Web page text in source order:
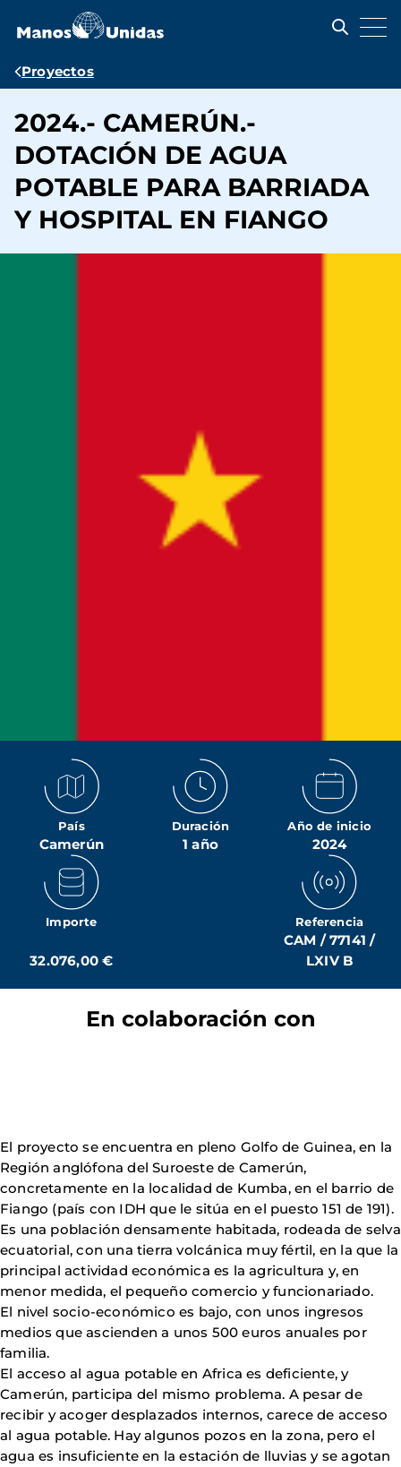
contenido
Ruta
navegación
Proyectos
2024.- CAMERÚN.-
DOTACIÓN DE AGUA
POTABLE PARA BARRIADA
Y HOSPITAL EN FIANGO
País
Camerún
Duración
1 año
Año de inicio
2024
Importe
32.076,00 €
Referencia
CAM / 77141 /
LXIV B
En colaboración con
El proyecto se encuentra en pleno Golfo de Guinea, en la
Región anglófona del Suroeste de Camerún,
concretamente en la localidad de Kumba, en el barrio de
Fiango (país con IDH que le sitúa en el puesto 151 de 191).
Es una población densamente habitada, rodeada de selva
ecuatorial, con una tierra volcánica muy fértil, en la que la
principal actividad económica es la agricultura y, en
menor medida, el pequeño comercio y funcionariado.
El nivel socio-económico es bajo, con unos ingresos
medios que ascienden a unos 500 euros anuales por
familia.
El acceso al agua potable en Africa es deficiente, y
Camerún, participa del mismo problema. A pesar de
recibir y acoger desplazados internos, carece de acceso
al agua potable. Hay algunos pozos en la zona, pero el
agua es insuficiente en la estación de lluvias y se agotan